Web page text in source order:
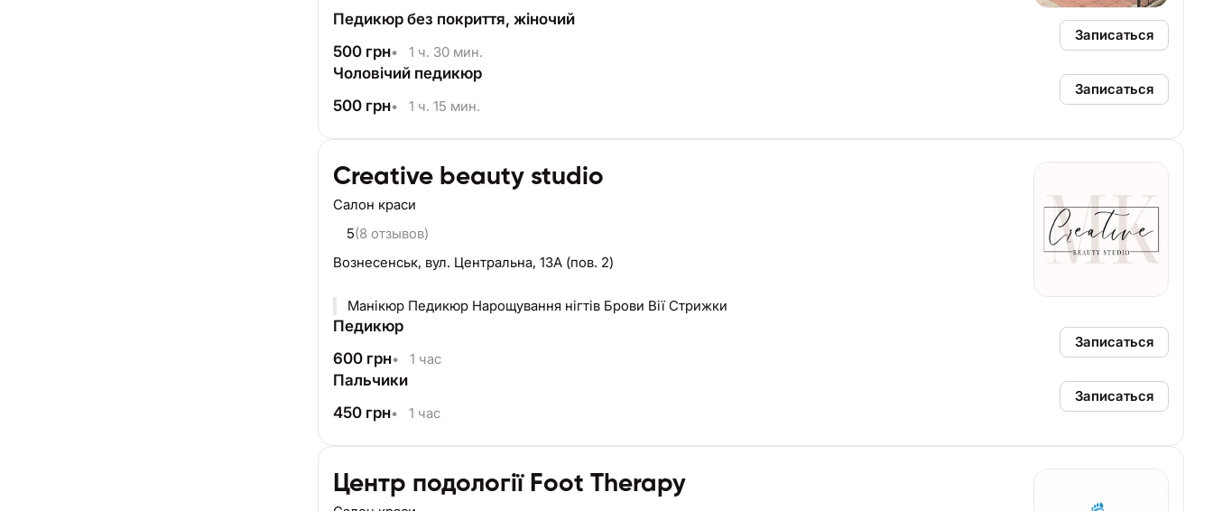
Педикюр без покриття, жіночий
500 грн• 1 ч. 30 мин.
Записаться
Чоловічий педикюр
500 грн• 1 ч. 15 мин.
Записаться
Creative beauty studio
Салон краси
5(8 отзывов)
Вознесенськ, вул. Центральна, 13А (пов. 2)
Манікюр Педикюр Нарощування нігтів Брови Вії Стрижки
Педикюр
600 грн• 1 час
Записаться
Пальчики
450 грн• 1 час
Записаться
Центр подології Foot Therapy